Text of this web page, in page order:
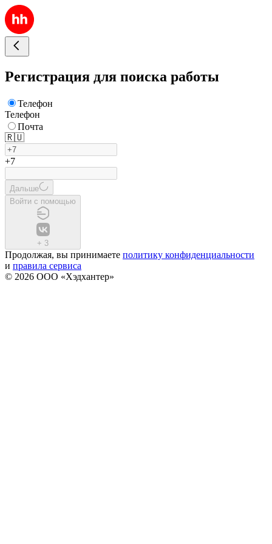
Регистрация для поиска работы
Телефон
Телефон
Почта
🇷🇺
+7
Дальше
Войти с помощью
+ 3
Продолжая, вы принимаете политику конфиденциальности
и правила сервиса
© 2026 ООО «Хэдхантер»